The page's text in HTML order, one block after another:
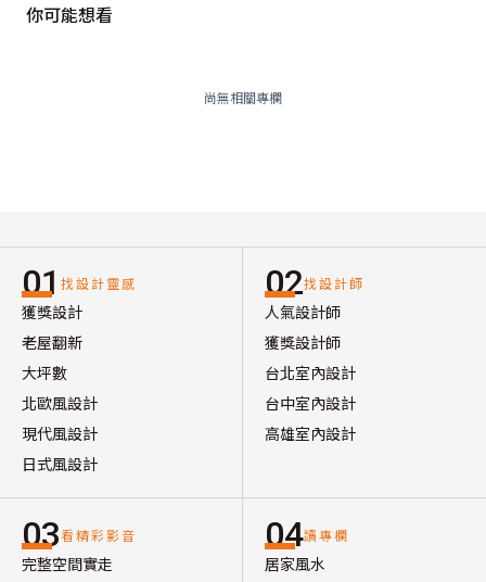
你可能想看
尚無相關專欄
01 找設計靈感
獲獎設計
老屋翻新
大坪數
北歐風設計
現代風設計
日式風設計
02找設計師
人氣設計師
獲獎設計師
台北室內設計
台中室內設計
高雄室內設計
03看精彩影音
完整空間實走
04讀專欄
居家風水